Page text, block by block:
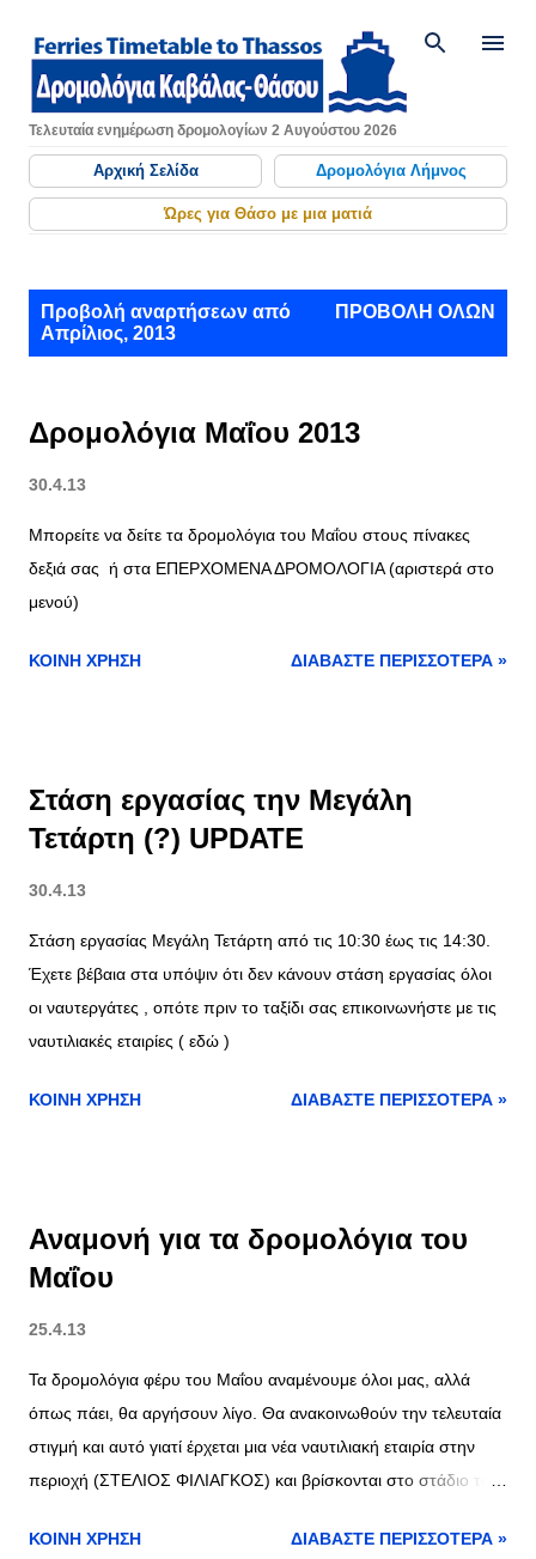
Μετάβαση στο κύριο περιεχόμενο
Τελευταία ενημέρωση δρομολογίων 2 Αυγούστου 2026
Αρχική Σελίδα Δρομολόγια Λήμνος
Ώρες για Θάσο με μια ματιά
Προβολή αναρτήσεων από
Απρίλιος, 2013
ΠΡΟΒΟΛΉ ΌΛΩΝ
Δρομολόγια Μαΐου 2013
30.4.13
Μπορείτε να δείτε τα δρομολόγια του Μαΐου στους πίνακες
δεξιά σας ή στα ΕΠΕΡΧΟΜΕΝΑ ΔΡΟΜΟΛΟΓΙΑ (αριστερά στο
μενού)
ΚΟΙΝΉ ΧΡΉΣΗ ΔΙΑΒΆΣΤΕ ΠΕΡΙΣΣΌΤΕΡΑ »
Στάση εργασίας την Μεγάλη
Τετάρτη (?) UPDATE
30.4.13
Στάση εργασίας Μεγάλη Τετάρτη από τις 10:30 έως τις 14:30.
Έχετε βέβαια στα υπόψιν ότι δεν κάνουν στάση εργασίας όλοι
οι ναυτεργάτες , οπότε πριν το ταξίδι σας επικοινωνήστε με τις
ναυτιλιακές εταιρίες ( εδώ )
ΚΟΙΝΉ ΧΡΉΣΗ ΔΙΑΒΆΣΤΕ ΠΕΡΙΣΣΌΤΕΡΑ »
Αναμονή για τα δρομολόγια του
Μαΐου
25.4.13
Τα δρομολόγια φέρυ του Μαΐου αναμένουμε όλοι μας, αλλά
όπως πάει, θα αργήσουν λίγο. Θα ανακοινωθούν την τελευταία
στιγμή και αυτό γιατί έρχεται μια νέα ναυτιλιακή εταιρία στην
περιοχή (ΣΤΕΛΙΟΣ ΦΙΛΙΑΓΚΟΣ) και βρίσκονται στο στάδιο των
σίγουρο ; τα δρομολόγια θα είναι πολλά.. μα πάρα πολλά !
ΚΟΙΝΉ ΧΡΉΣΗ ΔΙΑΒΆΣΤΕ ΠΕΡΙΣΣΌΤΕΡΑ »